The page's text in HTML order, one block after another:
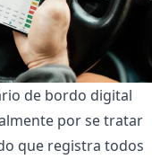
de bordo digital
por se tratar
que registra todos